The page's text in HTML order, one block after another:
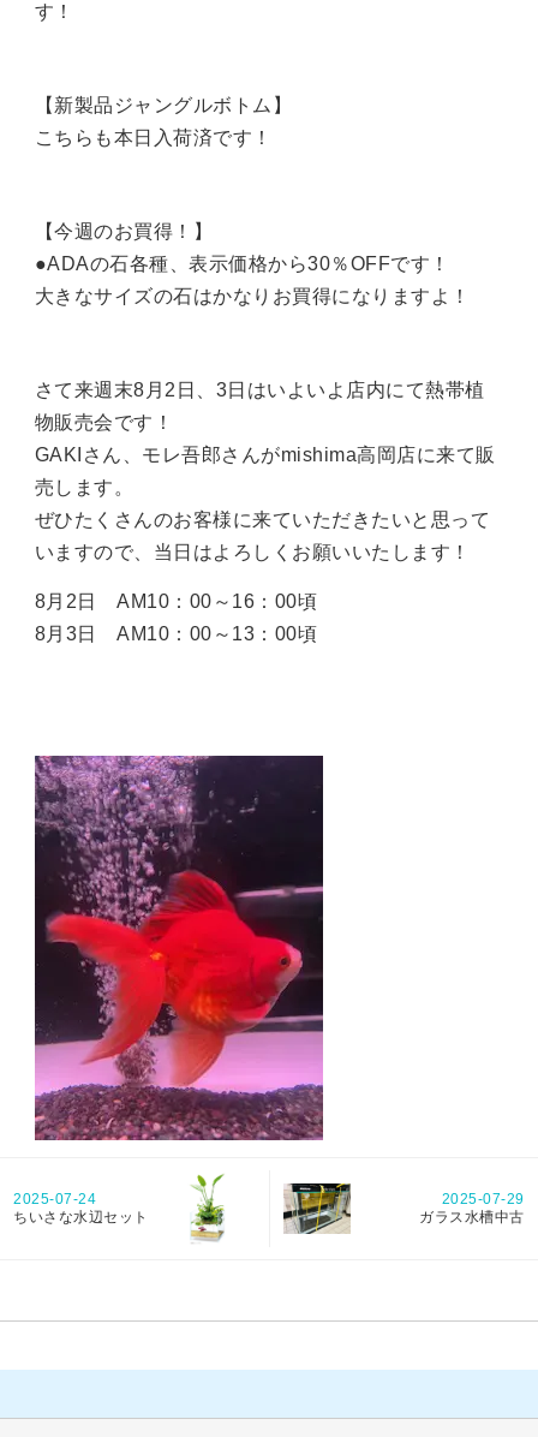
す！
【新製品ジャングルボトム】
こちらも本日入荷済です！
【今週のお買得！】
●ADAの石各種、表示価格から30％OFFです！
大きなサイズの石はかなりお買得になりますよ！
さて来週末8月2日、3日はいよいよ店内にて熱帯植
物販売会です！
GAKIさん、モレ吾郎さんがmishima高岡店に来て販
売します。
ぜひたくさんのお客様に来ていただきたいと思って
いますので、当日はよろしくお願いいたします！
8月2日 AM10：00～16：00頃
8月3日 AM10：00～13：00頃
2025-07-24
ちいさな水辺セット
2025-07-29
ガラス水槽中古